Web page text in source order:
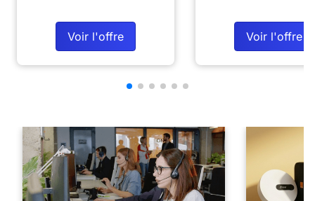
Voir l'offre Voir l'offre